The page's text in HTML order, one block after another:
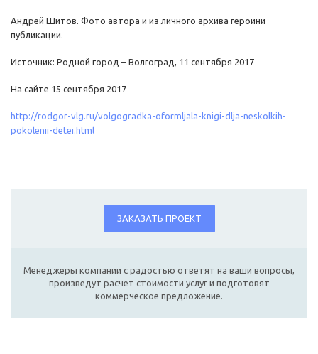
Андрей Шитов. Фото автора и из личного архива героини
публикации.
Источник: Родной город – Волгоград, 11 сентября 2017
На сайте 15 сентября 2017
http://rodgor-vlg.ru/volgogradka-oformljala-knigi-dlja-neskolkih-
pokolenii-detei.html
ЗАКАЗАТЬ ПРОЕКТ
Менеджеры компании с радостью ответят на ваши вопросы,
произведут расчет стоимости услуг и подготовят
коммерческое предложение.